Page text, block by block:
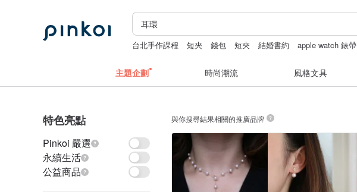
台北手作課程 短夾 錢包 短夾 結婚書約 apple watch 錶帶
主題企劃 時尚潮流 風格文具
特色亮點
Pinkoi 嚴選
永續生活
公益商品
與你搜尋結果相關的推廣品牌